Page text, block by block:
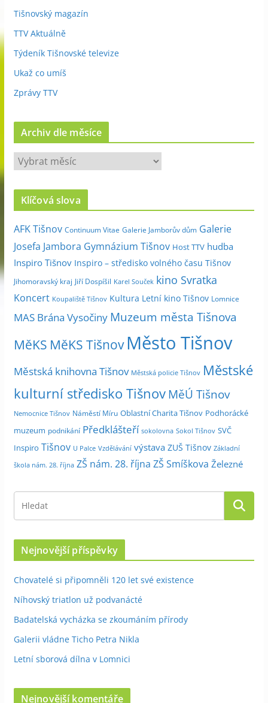
Tišnovský magazín
TTV Aktuálně
Týdeník Tišnovské televize
Ukaž co umíš
Zprávy TTV
Archiv dle měsíce
A
r
c
v
d
l
e
m
s
í
e
Klíčová slova
AFK Tišnov Continuum Vitae Galerie Jamborův dům Galerie
Josefa Jambora Gymnázium Tišnov Host TTV hudba
Inspiro Tišnov Inspiro – středisko volného času Tišnov
Jihomoravský kraj Jiří Dospíšil Karel Souček kino Svratka
Koncert Koupaliště Tišnov Kultura Letní kino Tišnov Lomnice
MAS Brána Vysočiny Muzeum města Tišnova
MěKS MěKS Tišnov Město Tišnov
Městská knihovna Tišnov Městská policie Tišnov Městské
kulturní středisko Tišnov MěÚ Tišnov
Nemocnice Tišnov Náměstí Míru Oblastní Charita Tišnov Podhorácké
muzeum podnikání Předklášteří sokolovna Sokol Tišnov SVČ
Inspiro Tišnov U Palce Vzdělávání výstava ZUŠ Tišnov Základní
škola nám. 28. října ZŠ nám. 28. října ZŠ Smíškova Železné
Nejnovější příspěvky
Chovatelé si připomněli 120 let své existence
Níhovský triatlon už podvanácté
Badatelská vycházka se zkoumáním přírody
Galerii vládne Ticho Petra Nikla
Letní sborová dílna v Lomnici
Nejnovější komentáře